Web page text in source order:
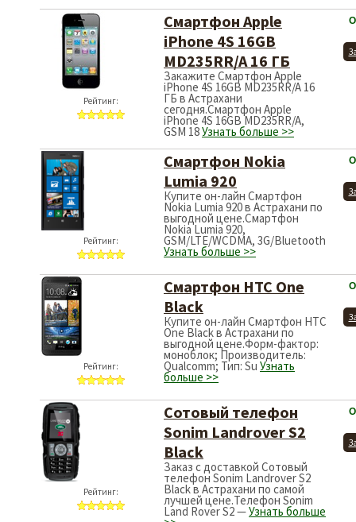
Рейтинг:
Смартфон Apple
iPhone 4S 16GB
MD235RR/A 16 ГБ
Закажите Смартфон Apple
iPhone 4S 16GB MD235RR/A 16
ГБ в Астрахани
сегодня.Смартфон Apple
iPhone 4S 16GB MD235RR/A,
GSM 18Узнать больше >>
Рейтинг:
Смартфон Nokia
Lumia 920
Купите он-лайн Смартфон
Nokia Lumia 920 в Астрахани по
выгодной цене.Смартфон
Nokia Lumia 920,
GSM/LTE/WCDMA, 3G/Bluetooth
Узнать больше >>
Рейтинг:
Смартфон HTC One
Black
Купите он-лайн Смартфон HTC
One Black в Астрахани по
выгодной цене.Форм-фактор:
моноблок; Производитель:
Qualcomm; Тип: Su Узнать
больше >>
Рейтинг:
Сотовый телефон
Sonim Landrover S2
Black
Заказ с доставкой Сотовый
телефон Sonim Landrover S2
Black в Астрахани по самой
лучшей цене.Телефон Sonim
Land Rover S2 —Узнать больше